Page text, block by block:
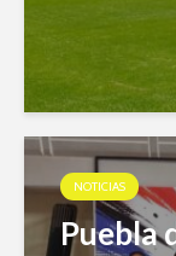
NOTICIAS
Puebla